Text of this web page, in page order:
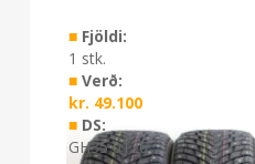
■Fjöldi:
1 stk.
■Verð:
kr. 49.100
■DS:
GH35 0126